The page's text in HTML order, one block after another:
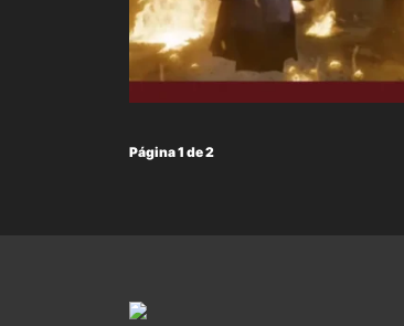
Página 1 de 2